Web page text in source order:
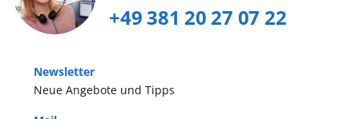
+49 381 20 27 07 22
Neue Angebote und Tipps
Newsletter